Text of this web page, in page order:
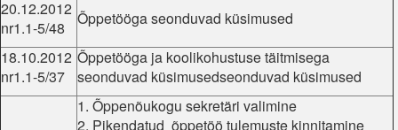
20.12.2012
nr1.1-5/48
Õppetööga seonduvad küsimused
18.10.2012
nr1.1-5/37
Õppetööga ja koolikohustuse täitmisega
seonduvad küsimusedseonduvad küsimused
1. Õppenõukogu sekretäri valimine
2. Pikendatud õppetöö tulemuste kinnitamine